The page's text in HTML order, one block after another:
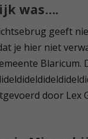
was….
geeft
je hier niet
door Lex